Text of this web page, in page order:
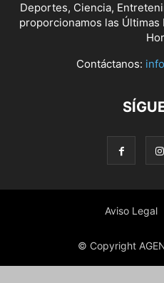
Deportes, Ciencia,
proporcionamos las
Contáctanos:
Aviso Legal
© Copyright